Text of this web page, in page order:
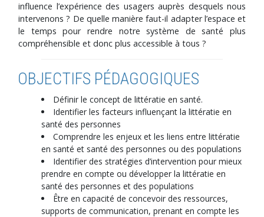
influence l’expérience des usagers auprès desquels nous
intervenons ? De quelle manière faut-il adapter l’espace et
le temps pour rendre notre système de santé plus
compréhensible et donc plus accessible à tous ?
OBJECTIFS PÉDAGOGIQUES
Définir le concept de littératie en santé.
Identifier les facteurs influençant la littératie en
santé des personnes
Comprendre les enjeux et les liens entre littératie
en santé et santé des personnes ou des populations
Identifier des stratégies d’intervention pour mieux
prendre en compte ou développer la littératie en
santé des personnes et des populations
Être en capacité de concevoir des ressources,
supports de communication, prenant en compte les